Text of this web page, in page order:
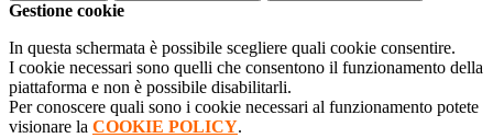
Gestione cookie
In questa schermata è possibile scegliere quali cookie consentire.
I cookie necessari sono quelli che consentono il funzionamento della
piattaforma e non è possibile disabilitarli.
Per conoscere quali sono i cookie necessari al funzionamento potete
visionare la COOKIE POLICY.